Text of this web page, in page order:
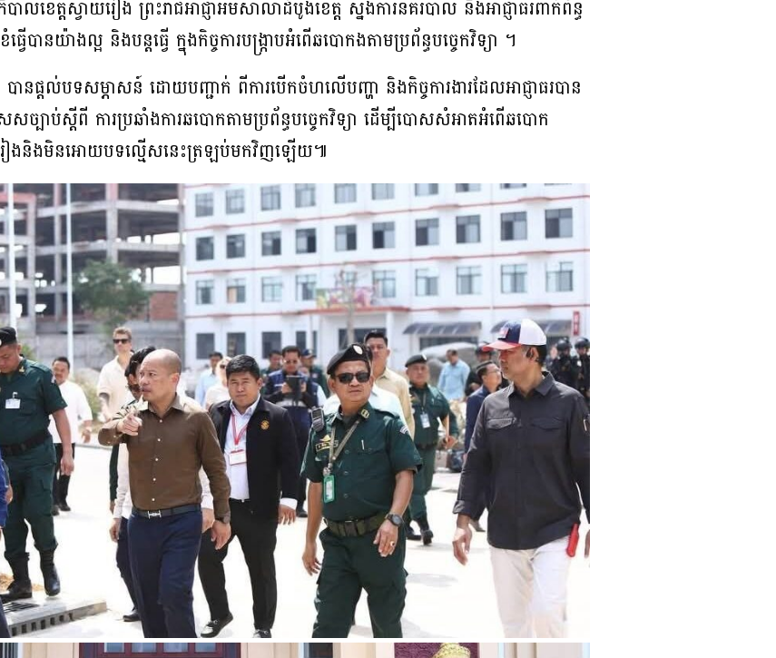
េត្តស្វាយរៀង ព្រះរាជអាជ្ញាអមសាលាដំបូងខេត្ត ស្នងការនគរបាល និងអាជ្ញាធរពាក់ព័ន្ធ
ើបានយ៉ាងល្អ និងបន្តធ្វើ ក្នុងកិច្ចការបង្រ្កាបអំពើឆបោកងតាមប្រព័ន្ធបចេ្ចកវិទ្យា ។
ានផ្តល់បទសម្ភាសន៍ ដោយបញ្ជាក់ ពីការបើកចំហលើបញ្ហា និងកិច្ចការងារដែលអាជ្ញាធរបាន
េសច្បាប់ស្តីពី ការប្រឆាំងការឆបោកតាមប្រព័ន្ធបច្ចេកវិទ្យា ដើម្បីបោសសំអាតអំពើឆបោក
ៀងនិងមិនអោយបទល្មើសនេះត្រឡប់មកវិញឡើយ៕